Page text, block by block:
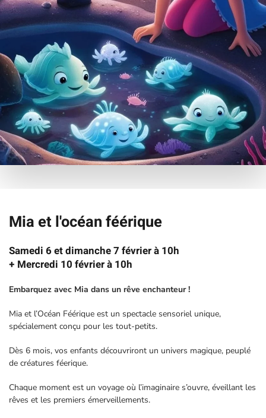
Mia et l'océan féérique
Samedi 6 et dimanche 7 février à 10h
+ Mercredi 10 février à 10h
Embarquez avec Mia dans un rêve enchanteur !
Mia et l’Océan Féérique est un spectacle sensoriel unique,
spécialement conçu pour les tout-petits.
Dès 6 mois, vos enfants découvriront un univers magique, peuplé
de créatures féerique.
Chaque moment est un voyage où l’imaginaire s’ouvre, éveillant les
rêves et les premiers émerveillements.